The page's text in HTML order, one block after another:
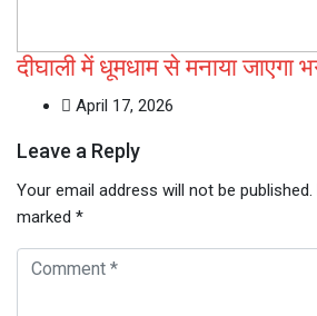
दीघाली में धूमधाम से मनाया जाएगा
April 17, 2026
Leave a Reply
Your email address will not be published.
marked *